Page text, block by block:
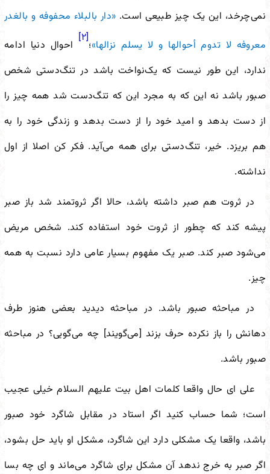
نمی‌چرخد، این یک چیز طبیعی است. «دار بالبلاء محفوفه و بالغدر
معروفه لا تدوم أحوالها و لا یسلم نزالها»؛
[۲]
احوال دنیا ادامه
ندارد، این طور نیست که یکنواخت باشد در تنگ‌دستی شخص
صبور باشد نه این که به مجرد این که تنگ‌دست شد همه چیز را
از دست بدهد و امید خود را از دست بدهد و زندگی خود را به
هم بریزد. خیر، تنگ‌دستی برای همه می‌آید. فکر کن اصلا از اول
نداشته.
در ثروت هم صبر داشته باشد، حالا اگر ثروتمند شد باز صبر
پیشه کند که چطور از ثروت خود استفاده کند. شخص مریض
می‌شود صبر کند. صبر یک مفهوم بسیار عامی دارد نسبت به همه
چیز.
در مباحثه صبور باشد. در مباحثه دیدید بعضی هنوز طرف
دهانش را باز نکرده حرف بزند [می‌گویند] چه می‌گویی؟ در مباحثه
صبور باشد.
علی ای حال واقعا کلمات اهل بیت علیهم السلام خیلی عجیب
است؛ شما حساب کنید اگر استاد در مقابل شاگرد خود صبور
باشد، واقعا یک مشکلی دارد این شاگرد، مشکل او باید حل بشود،
اگر صبر به خرج ندهد آن مشکل برای شاگرد می‌ماند و ای چه بسا